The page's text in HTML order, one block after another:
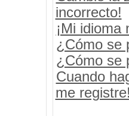
incorrecto!
¡Mi idioma
¿Cómo se
¿Cómo se
Cuando
me registre!